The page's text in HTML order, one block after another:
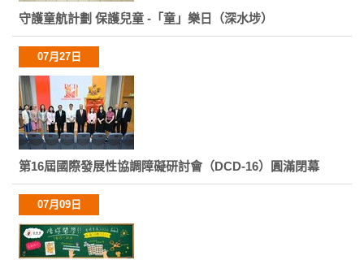
守護童航計劃 保護兒童 -「童」樂日（深水埗）
07月27日
第16屆國際發展性協調障礙研討會（DCD-16）圓滿閉幕
07月09日